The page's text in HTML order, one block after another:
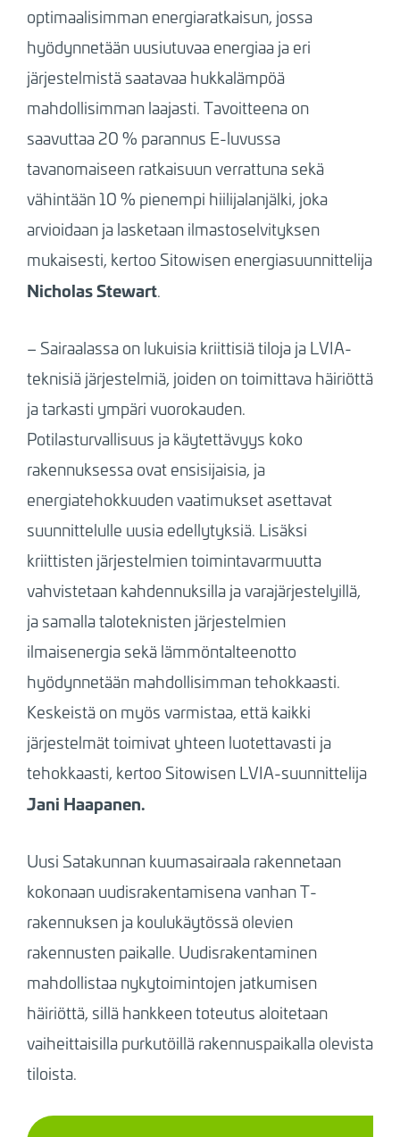
optimaalisimman energiaratkaisun, jossa
hyödynnetään uusiutuvaa energiaa ja eri
järjestelmistä saatavaa hukkalämpöä
mahdollisimman laajasti. Tavoitteena on
saavuttaa 20 % parannus E-luvussa
tavanomaiseen ratkaisuun verrattuna sekä
vähintään 10 % pienempi hiilijalanjälki, joka
arvioidaan ja lasketaan ilmastoselvityksen
mukaisesti, kertoo Sitowisen energiasuunnittelija
Nicholas Stewart.
– Sairaalassa on lukuisia kriittisiä tiloja ja LVIA-
teknisiä järjestelmiä, joiden on toimittava häiriöttä
ja tarkasti ympäri vuorokauden.
Potilasturvallisuus ja käytettävyys koko
rakennuksessa ovat ensisijaisia, ja
energiatehokkuuden vaatimukset asettavat
suunnittelulle uusia edellytyksiä. Lisäksi
kriittisten järjestelmien toimintavarmuutta
vahvistetaan kahdennuksilla ja varajärjestelyillä,
ja samalla taloteknisten järjestelmien
ilmaisenergia sekä lämmöntalteenotto
hyödynnetään mahdollisimman tehokkaasti.
Keskeistä on myös varmistaa, että kaikki
järjestelmät toimivat yhteen luotettavasti ja
tehokkaasti, kertoo Sitowisen LVIA-suunnittelija
Jani Haapanen.
Uusi Satakunnan kuumasairaala rakennetaan
kokonaan uudisrakentamisena vanhan T-
rakennuksen ja koulukäytössä olevien
rakennusten paikalle. Uudisrakentaminen
mahdollistaa nykytoimintojen jatkumisen
häiriöttä, sillä hankkeen toteutus aloitetaan
vaiheittaisilla purkutöillä rakennuspaikalla olevista
tiloista.